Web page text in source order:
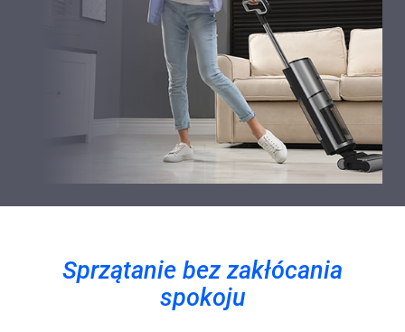
Sprzątanie bez zakłócania
spokoju